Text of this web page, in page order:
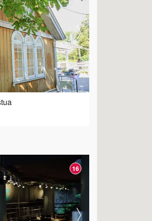
16